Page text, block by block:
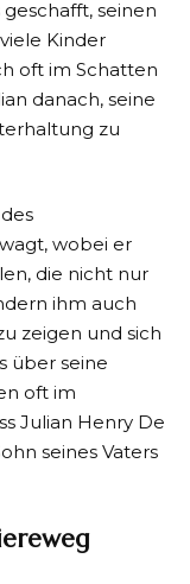
seinen
Kinder
oft im Schatten
danach, seine
zu
wobei er
die nicht nur
ihm auch
zeigen und sich
über seine
oft im
Julian Henry De
seines Vaters